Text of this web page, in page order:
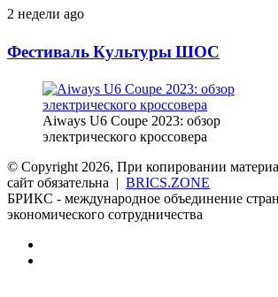
кино
ИсточникЪ»
Фестиваль
ШОС
2 недели ago
Фестиваль Культуры ШОС
Aiways U6 Coupe 2023: обзор
электрического кроссовера
© Copyright 2026, При копировании
сайт обязательна | BRICS.ZONE
БРИКС - международное объединение
экономического сотрудничества